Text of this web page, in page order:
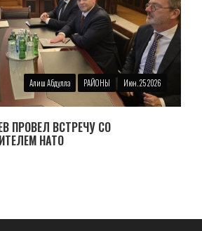
Алиш Абдулла РАЙОНЫ Июн. 25 2026
ПРОВЕЛ ВСТРЕЧУ СО
НАТО